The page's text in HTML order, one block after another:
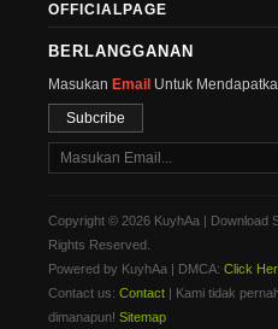
OFFICIALPAGE
BERLANGGANAN
Masukan Email Untuk
Subcribe
Copyright © 2026 KuyhAa | Download
Rights Reserved.
Powered by KuyhAa | DMCA: Click
Contact us: Contact | Kami tidak
dimanapun! Sitemap